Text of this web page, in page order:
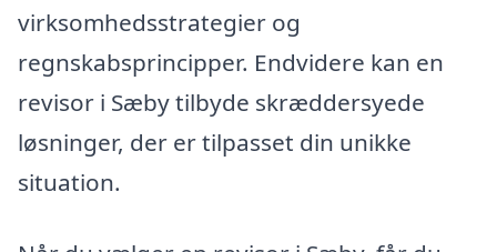
virksomhedsstrategier og
regnskabsprincipper. Endvidere kan en
revisor i Sæby tilbyde skræddersyede
løsninger, der er tilpasset din unikke
situation.